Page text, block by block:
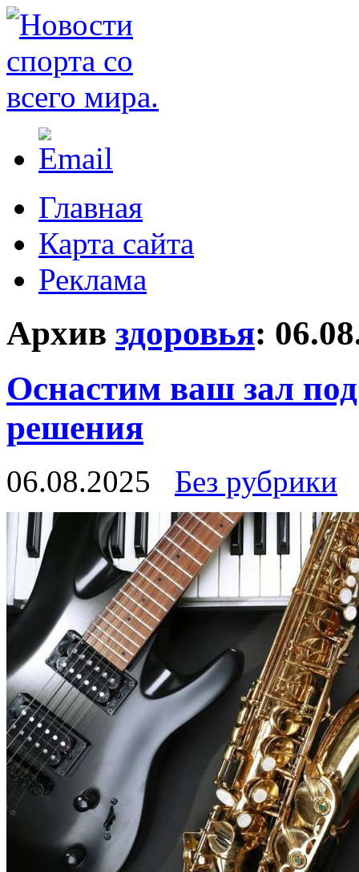
Главная
Карта сайта
Реклама
Архив здоровья:
Оснастим ваш зал
решения
06.08.2025 Без рубрики